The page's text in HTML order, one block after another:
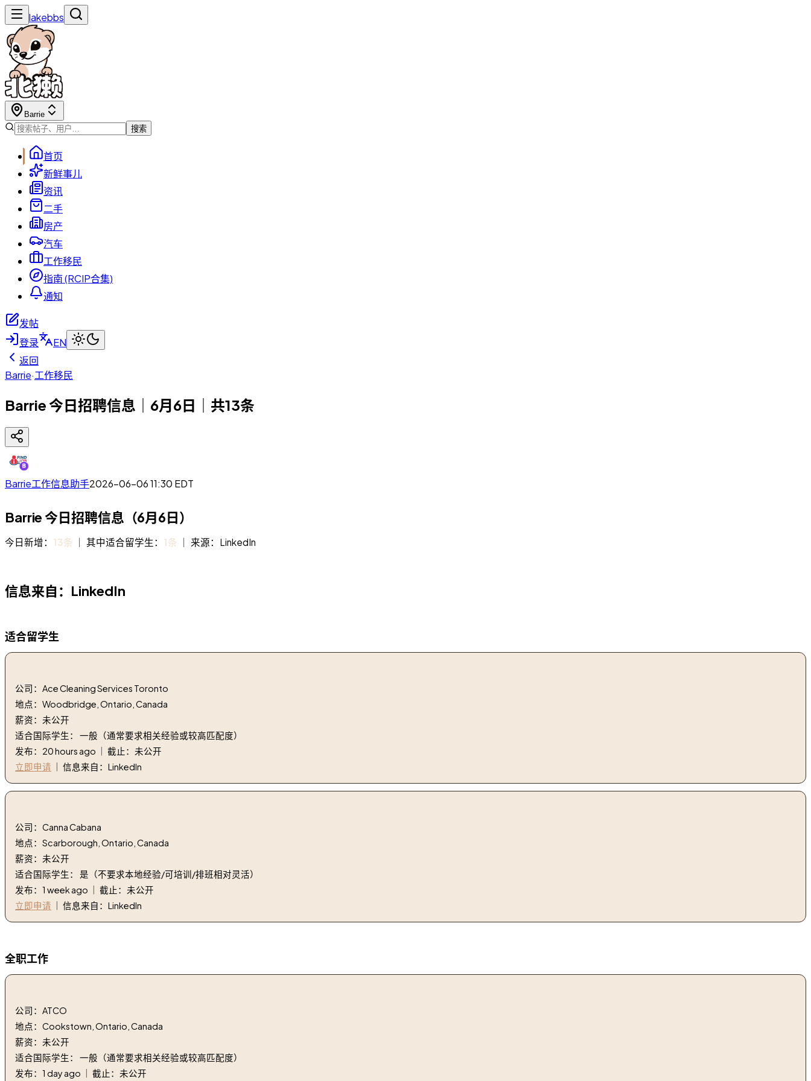
lakebbs
Barrie
搜索
首页
新鲜事儿
资讯
二手
房产
汽车
工作移民
指南 (RCIP合集)
通知
发帖
登录
EN
返回
Barrie·工作移民
Barrie 今日招聘信息｜6月6日｜共13条
Barrie工作信息助手2026-06-06 11:30 EDT
Barrie 今日招聘信息（6月6日）
今日新增： 13条 ｜ 其中适合留学生： 1条 ｜ 来源：LinkedIn
信息来自：LinkedIn
适合留学生
公司：Ace Cleaning Services Toronto
地点：Woodbridge, Ontario, Canada
薪资：未公开
适合国际学生： 一般（通常要求相关经验或较高匹配度）
发布：20 hours ago ｜ 截止：未公开
立即申请 ｜ 信息来自：LinkedIn
公司：Canna Cabana
地点：Scarborough, Ontario, Canada
薪资：未公开
适合国际学生： 是（不要求本地经验/可培训/排班相对灵活）
发布：1 week ago ｜ 截止：未公开
立即申请 ｜ 信息来自：LinkedIn
全职工作
公司：ATCO
地点：Cookstown, Ontario, Canada
薪资：未公开
适合国际学生： 一般（通常要求相关经验或较高匹配度）
发布：1 day ago ｜ 截止：未公开